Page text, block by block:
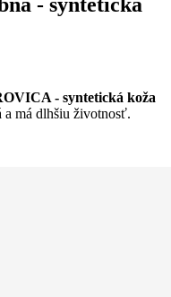
- syntetická koža
a má dlhšiu životnosť.